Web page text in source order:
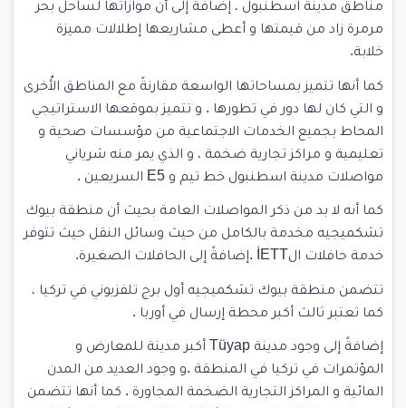
مناطق مدينة اسطنبول ، إضافةً إلى أن موازاتها لساحل بحر
مرمرة زاد من قيمتها و أعطى مشاريعها إطلالات مميزة
خلابة.
كما أنها تتميز بمساحاتها الواسعة مقارنةً مع المناطق الأُخرى
و التي كان لها دور في تطورها . و تتميز بموقعها الاستراتيجي
المحاط بجميع الخدمات الاجتماعية من مؤسسات صحية و
تعليمية و مراكز تجارية ضخمة ، و الذي يمر منه شرياني
مواصلات مدينة اسطنبول خط تيم و E5 السريعين .
كما أنه لا بد من ذكر المواصلات العامة بحيث أن منطقة بيوك
تشكميجيه مخدمة بالكامل من حيث وسائل النقل حيث تتوفر
خدمة حافلات الİETT .إضافةً إلى الحافلات الصغيرة.
تتضمن منطقة بيوك تشكميجيه أول برج تلفزيوني في تركيا ،
كما تعتبر ثالث أكبر محطة إرسال في أوربا .
إضافةً إلى وجود مدينة Tüyap أكبر مدينة للمعارض و
المؤتمرات في تركيا في المنطقة .و وجود العديد من المدن
المائية و المراكز التجارية الضخمة المجاورة . كما أنها تتضمن